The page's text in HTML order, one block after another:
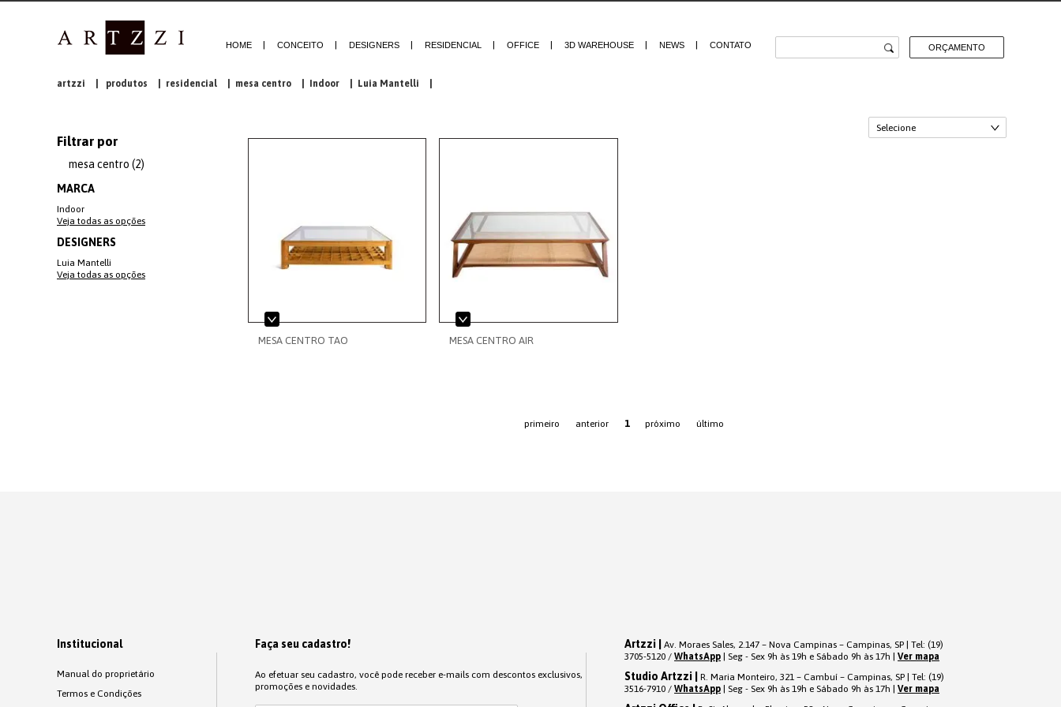
HOME CONCEITO DESIGNERS RESIDENCIAL OFFICE 3D WAREHOUSE NEWS CONTATO ORÇAMENTO
artzzi produtos residencial mesa centro Indoor Luia Mantelli
Filtrar por
mesa centro (2)
MARCA
Indoor
Veja todas as opções
DESIGNERS
Luia Mantelli
Veja todas as opções
MESA CENTRO TAO MESA CENTRO AIR
primeiro anterior 1 próximo último
Institucional
Manual do proprietário
Termos e Condições
Faça seu cadastro!
Ao efetuar seu cadastro, você pode receber e-mails com descontos exclusivos,
promoções e novidades.
Artzzi | Av. Moraes Sales, 2.147 – Nova Campinas – Campinas, SP | Tel: (19)
3705-5120 /WhatsApp | Seg - Sex 9h às 19h e Sábado 9h às 17h |Ver mapa
Studio Artzzi | R. Maria Monteiro, 321 – Cambuí – Campinas, SP | Tel: (19)
3516-7910 /WhatsApp | Seg - Sex 9h às 19h e Sábado 9h às 17h |Ver mapa